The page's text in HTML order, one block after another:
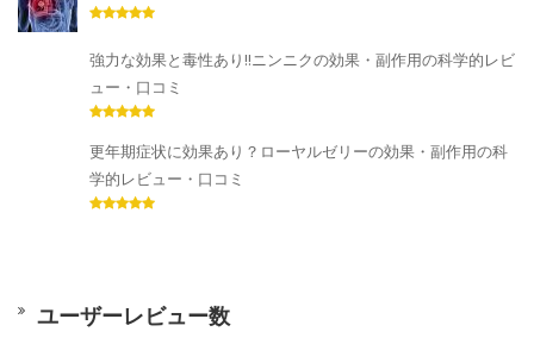
強力な効果と毒性あり!!ニンニクの効果・副作用の科学的レビ
ュー・口コミ
更年期症状に効果あり？ローヤルゼリーの効果・副作用の科
学的レビュー・口コミ
ユーザーレビュー数